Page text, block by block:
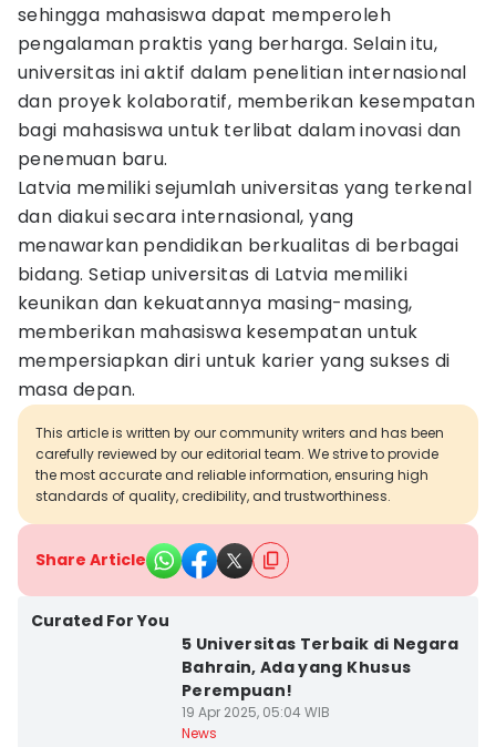
sehingga mahasiswa dapat memperoleh
pengalaman praktis yang berharga. Selain itu,
universitas ini aktif dalam penelitian internasional
dan proyek kolaboratif, memberikan kesempatan
bagi mahasiswa untuk terlibat dalam inovasi dan
penemuan baru.
Latvia memiliki sejumlah universitas yang terkenal
dan diakui secara internasional, yang
menawarkan pendidikan berkualitas di berbagai
bidang. Setiap universitas di Latvia memiliki
keunikan dan kekuatannya masing-masing,
memberikan mahasiswa kesempatan untuk
mempersiapkan diri untuk karier yang sukses di
masa depan.
This article is written by our community writers and has been
carefully reviewed by our editorial team. We strive to provide
the most accurate and reliable information, ensuring high
standards of quality, credibility, and trustworthiness.
Share Article
Curated For You
5 Universitas Terbaik di Negara
Bahrain, Ada yang Khusus
Perempuan!
19 Apr 2025, 05:04 WIB
News